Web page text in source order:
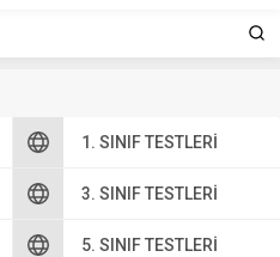
1. SINIF TESTLERI
3. SINIF TESTLERI
5. SINIF TESTLERI